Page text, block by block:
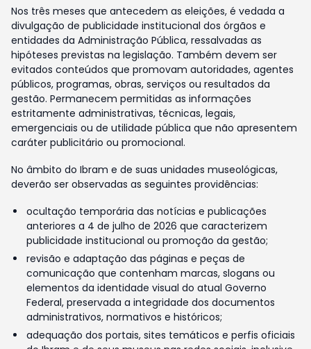
Nos três meses que antecedem as eleições, é vedada a
divulgação de publicidade institucional dos órgãos e
entidades da Administração Pública, ressalvadas as
hipóteses previstas na legislação. Também devem ser
evitados conteúdos que promovam autoridades, agentes
públicos, programas, obras, serviços ou resultados da
gestão. Permanecem permitidas as informações
estritamente administrativas, técnicas, legais,
emergenciais ou de utilidade pública que não apresentem
caráter publicitário ou promocional.
No âmbito do Ibram e de suas unidades museológicas,
deverão ser observadas as seguintes providências:
ocultação temporária das notícias e publicações
anteriores a 4 de julho de 2026 que caracterizem
publicidade institucional ou promoção da gestão;
revisão e adaptação das páginas e peças de
comunicação que contenham marcas, slogans ou
elementos da identidade visual do atual Governo
Federal, preservada a integridade dos documentos
administrativos, normativos e históricos;
adequação dos portais, sites temáticos e perfis oficiais